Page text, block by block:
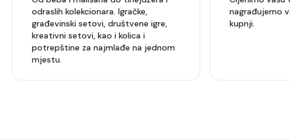
odraslih kolekcionara. Igračke,
građevinski setovi, društvene igre,
kreativni setovi, kao i kolica i
potrepštine za najmlađe na jednom
mjestu.
nagrađujemo
kupnji.